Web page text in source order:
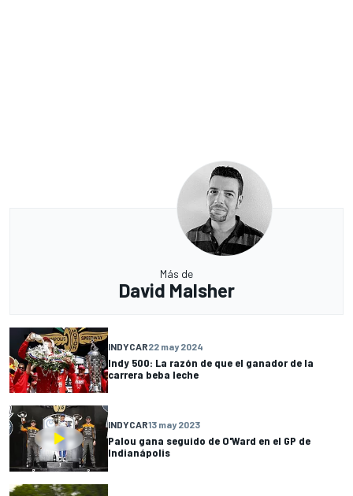
Más de
David Malsher
INDYCAR22 may 2024
Indy 500: La razón de que el ganador de la
carrera beba leche
INDYCAR13 may 2023
Palou gana seguido de O'Ward en el GP de
Indianápolis